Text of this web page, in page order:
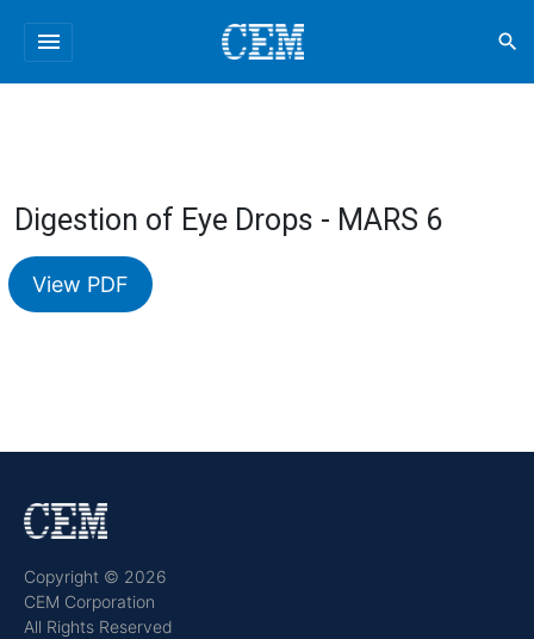
menu search
Digestion of Eye Drops - MARS 6
View PDF
Copyright © 2026
CEM Corporation
All Rights Reserved